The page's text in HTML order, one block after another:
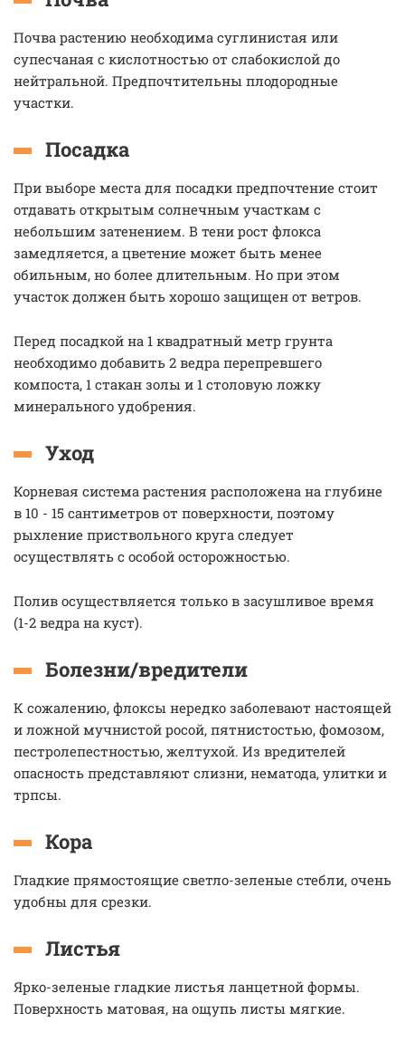
Почва растению необходима суглинистая или
супесчаная с кислотностью от слабокислой до
нейтральной. Предпочтительны плодородные
участки.
Посадка
При выборе места для посадки предпочтение стоит
отдавать открытым солнечным участкам с
небольшим затенением. В тени рост флокса
замедляется, а цветение может быть менее
обильным, но более длительным. Но при этом
участок должен быть хорошо защищен от ветров.
Перед посадкой на 1 квадратный метр грунта
необходимо добавить 2 ведра перепревшего
компоста, 1 стакан золы и 1 столовую ложку
минерального удобрения.
Уход
Корневая система растения расположена на глубине
в 10 - 15 сантиметров от поверхности, поэтому
рыхление приствольного круга следует
осуществлять с особой осторожностью.
Полив осуществляется только в засушливое время
(1-2 ведра на куст).
Болезни/вредители
К сожалению, флоксы нередко заболевают настоящей
и ложной мучнистой росой, пятнистостью, фомозом,
пестролепестностью, желтухой. Из вредителей
опасность представляют слизни, нематода, улитки и
трпсы.
Кора
Гладкие прямостоящие светло-зеленые стебли, очень
удобны для срезки.
Листья
Ярко-зеленые гладкие листья ланцетной формы.
Поверхность матовая, на ощупь листы мягкие.